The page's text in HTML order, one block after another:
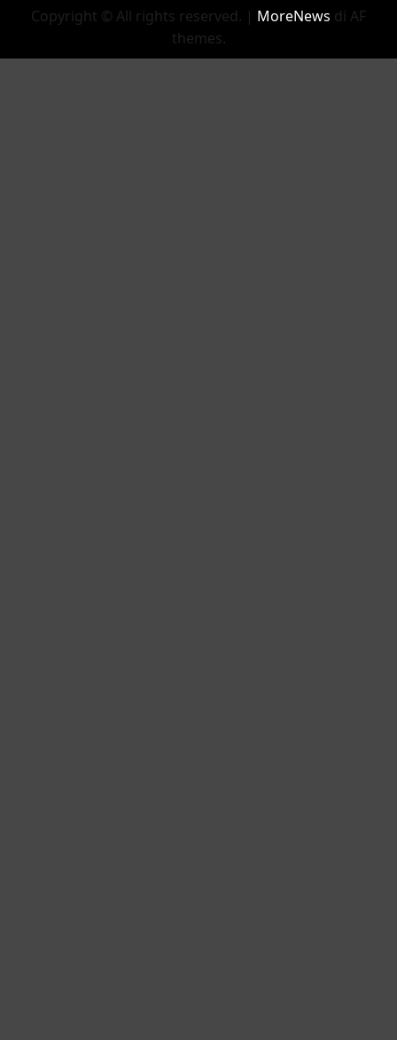
Copyright © All rights reserved. | MoreNews di AF
themes.